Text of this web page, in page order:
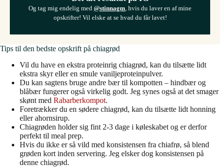
Og tag mig endelig med @stinnagm , hvis du laver en af mine
opskrifter! Vil elske at se hvad du får lavet!
Tips til den bedste opskrift på chiagrød
Vil du have en ekstra proteinrig chiagrød, kan du tilsætte lidt
ekstra skyr eller en smule vaniljeproteinpulver.
Du kan sagtens bruge andre bær til kompotten – hindbær og
blåbær fungerer også virkelig godt. Jeg synes også at det smager
skønt med Rabarberkompot.
Foretrækker du en sødere chiagrød, kan du tilsætte lidt honning
eller ahornsirup.
Chiagrøden holder sig fint 2-3 dage i køleskabet og er derfor
perfekt til meal prep.
Hvis du ikke er så vild med konsistensen fra chiafrø, så blend
grøden kort inden servering. Jeg elsker dog konsistensen på
denne chiagrød.